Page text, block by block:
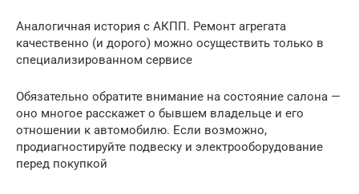
Аналогичная история с АКПП. Ремонт агрегата
качественно (и дорого) можно осуществить только в
специализированном сервисе
Обязательно обратите внимание на состояние салона —
оно многое расскажет о бывшем владельце и его
отношении к автомобилю. Если возможно,
продиагностируйте подвеску и электрооборудование
перед покупкой